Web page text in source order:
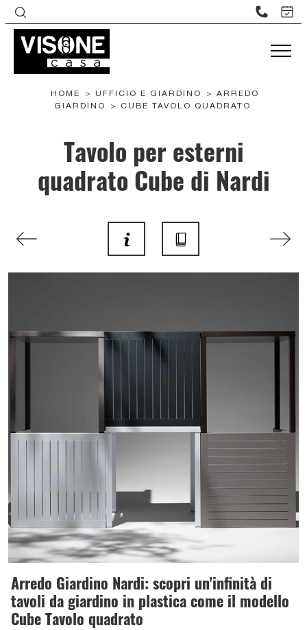
HOME > UFFICIO E GIARDINO > ARREDO
GIARDINO
> CUBE TAVOLO QUADRATO
Tavolo per esterni
quadrato Cube di Nardi
Arredo Giardino Nardi: scopri un'infinità di
tavoli da giardino in plastica come il modello
Cube Tavolo quadrato